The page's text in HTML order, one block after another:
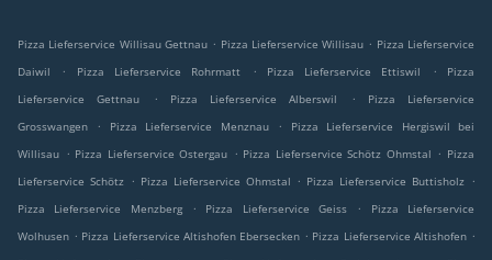
Pizza Lieferservice Willisau Gettnau . Pizza Lieferservice Willisau . Pizza Lieferservice
Daiwil
. Pizza Lieferservice Rohrmatt . Pizza Lieferservice Ettiswil .
Pizza
Lieferservice Gettnau
. Pizza Lieferservice Alberswil .
Pizza Lieferservice
Grosswangen
. Pizza Lieferservice Menznau .
Pizza Lieferservice Hergiswil bei
Willisau . Pizza Lieferservice Ostergau . Pizza Lieferservice Schötz Ohmstal . Pizza
Lieferservice Schötz . Pizza Lieferservice Ohmstal . Pizza Lieferservice Buttisholz .
Pizza Lieferservice Menzberg
. Pizza Lieferservice Geiss .
Pizza Lieferservice
Wolhusen . Pizza Lieferservice Altishofen Ebersecken . Pizza Lieferservice Altishofen .